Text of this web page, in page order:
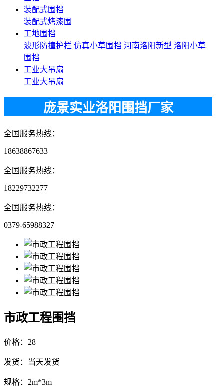
装配式围挡
装配式烤漆围
工地围挡
波形防撞护栏 仿真小草围挡 河南洛阳新型 洛阳小草
围挡
工业大吊扇
工业大吊扇
庞景实业洛阳围挡厂家
全国服务热线：
18638867633
全国服务热线：
18229732277
全国服务热线：
0379-65988327
市政工程围挡
价格：28
发货：当天发货
规格：2m*3m